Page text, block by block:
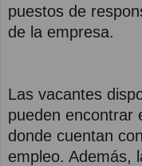
puestos de
de la empresa.
Las vacantes
pueden encontrar
donde cuentan
empleo. Además,